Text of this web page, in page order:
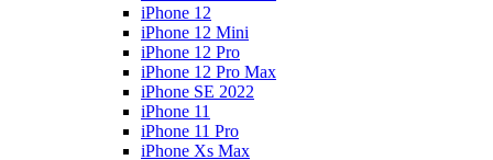
iPhone 12
iPhone 12 Mini
iPhone 12 Pro
iPhone 12 Pro Max
iPhone SE 2022
iPhone 11
iPhone 11 Pro
iPhone Xs Max